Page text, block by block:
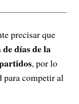
precisar que
días de la
, por lo
para competir al